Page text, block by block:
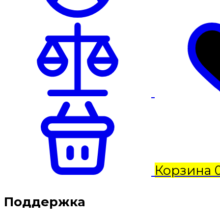
Корзина
Поддержка